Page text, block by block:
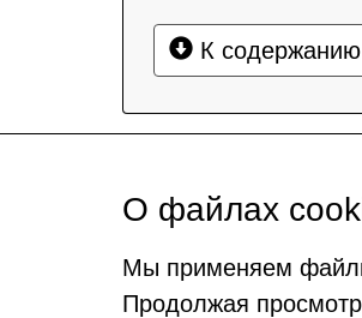
К содержанию
О файлах
Мы применяем
Продолжая